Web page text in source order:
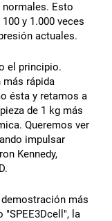
Esto
y 1.000 veces
actuales.
el principio.
más rápida
ésta y retamos a
de 1 kg más
Queremos ver
impulsar
Kennedy,
más
"SPEE3Dcell", la